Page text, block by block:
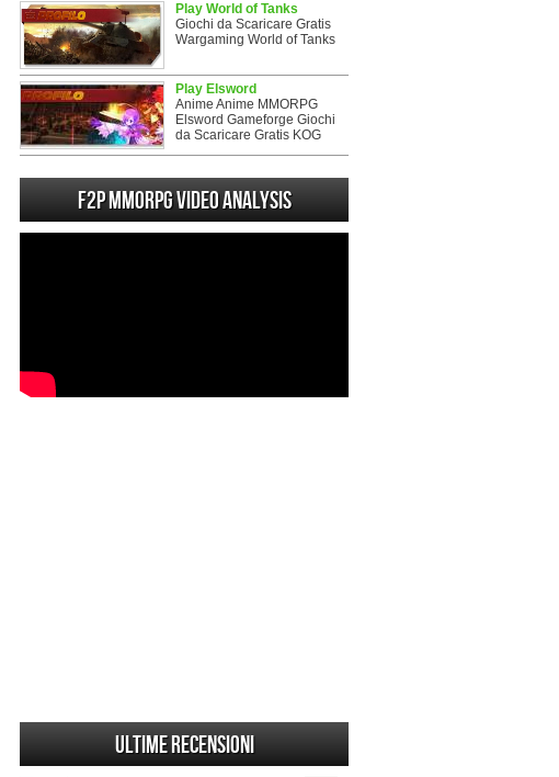
Play World of Tanks
Giochi da Scaricare Gratis
Wargaming World of Tanks
Play Elsword
Anime Anime MMORPG
Elsword Gameforge Giochi
da Scaricare Gratis KOG
F2P MMORPG Video analysis
Ultime Recensioni